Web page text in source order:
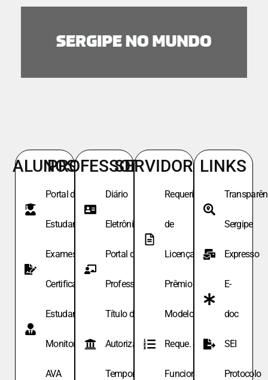
ALUNOS
Portal do
Estudante
Exames de
Certificação
Estudante
Monitor
AVA
PROFESSORES
Diário
Eletrônico
Portal do
Professor
Título de
Autoriza.
Temporária
SERVIDORES
Requeri.
de
Licença
Prêmio
Modelo de
Reque. de
Funcionário
LINKS
Sergipe
Expresso
E-
doc
SEI
Protocolo